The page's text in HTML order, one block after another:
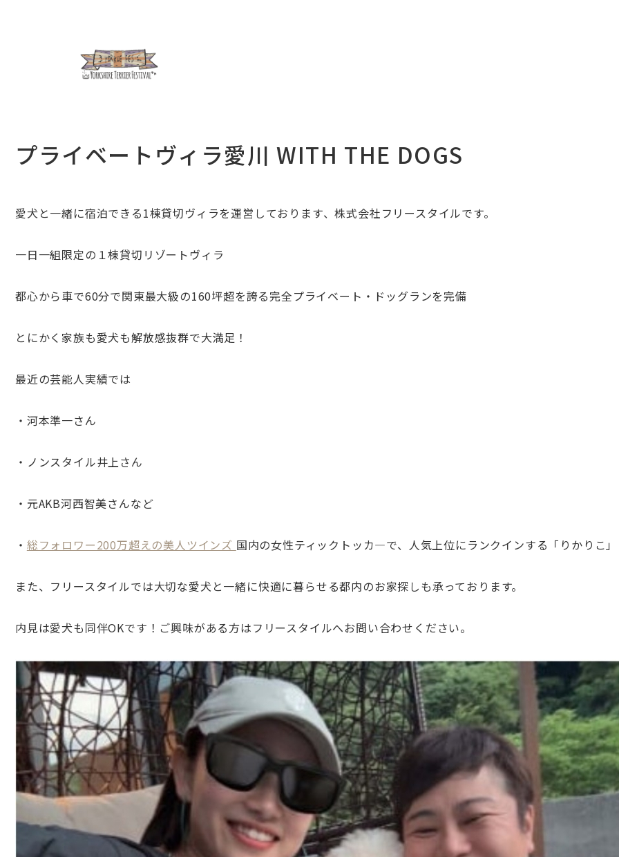
プライベートヴィラ愛川 WITH THE DOGS
愛犬と一緒に宿泊できる1棟貸切ヴィラを運営しております、株式会社フリースタイルです。
一日一組限定の１棟貸切リゾートヴィラ
都心から車で60分で関東最大級の160坪超を誇る完全プライベート・ドッグランを完備
とにかく家族も愛犬も解放感抜群で大満足！
最近の芸能人実績では
・河本準一さん
・ノンスタイル井上さん
・元AKB河西智美さんなど
・ 総フォロワー200万超えの美人ツインズ 国内の女性ティックトッカ―で、人気上位にランクインする「りかりこ
また、フリースタイルでは大切な愛犬と一緒に快適に暮らせる都内のお家探しも承っております。
内見は愛犬も同伴OKです！ご興味がある方はフリースタイルへお問い合わせください。